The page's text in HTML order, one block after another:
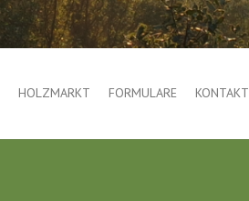
HOLZMARKT FORMULARE KONTAKT